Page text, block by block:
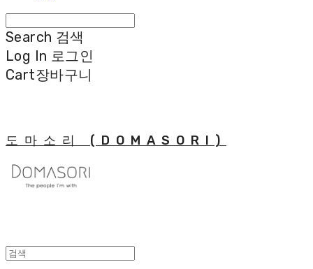
Search 검색
Log In 로그인
Cart장바구니
도마소리 (DOMASORI)